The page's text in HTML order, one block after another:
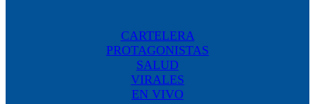
CARTELERA
PROTAGONISTAS
SALUD
VIRALES
EN VIVO